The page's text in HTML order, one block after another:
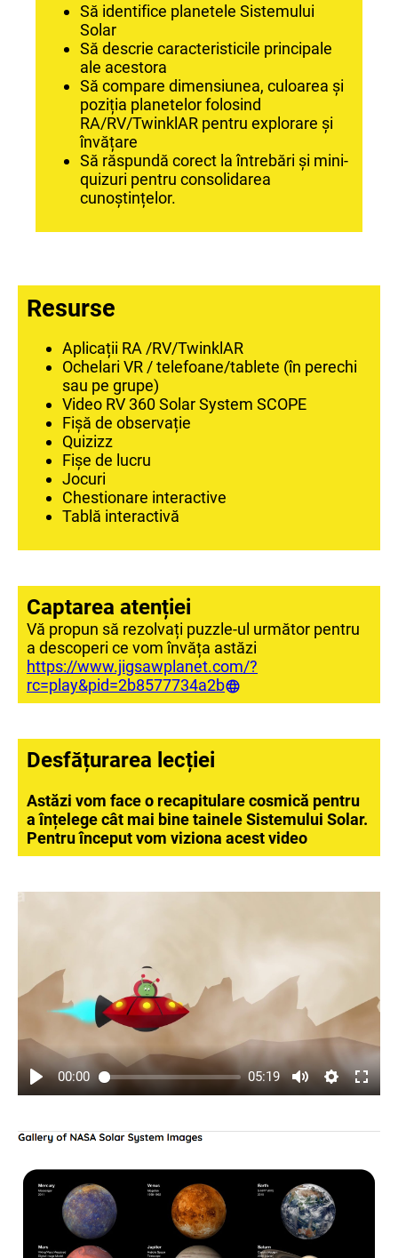
Să identifice planetele Sistemului
Solar
Să descrie caracteristicile principale
ale acestora
Să compare dimensiunea, culoarea și
poziția planetelor folosind
RA/RV/TwinklAR pentru explorare și
învățare
Să răspundă corect la întrebări și mini-
quizuri pentru consolidarea
cunoștințelor.
Resurse
Aplicații RA /RV/TwinklAR
Ochelari VR / telefoane/tablete (în perechi
sau pe grupe)
Video RV 360 Solar System SCOPE
Fișă de observație
Quizizz
Fișe de lucru
Jocuri
Chestionare interactive
Tablă interactivă
Captarea atenției
Vă propun să rezolvați puzzle-ul următor pentru
a descoperi ce vom învăța astăzi
https://www.jigsawplanet.com/?
rc=play&pid=2b8577734a2b
Desfățurarea lecției
Astăzi vom face o recapitulare cosmică pentru
a înțelege cât mai bine tainele Sistemului Solar.
Pentru început vom viziona acest video
00:00 05:19